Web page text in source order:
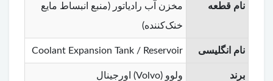
نام قطعه
مخزن آب رادیاتور (منبع انبساط مایع
خنک‌کننده)
نام انگلیسی Coolant Expansion Tank / Reservoir
برند ولوو (Volvo) اورجینال